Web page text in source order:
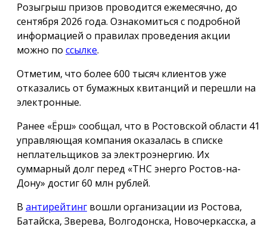
Розыгрыш призов проводится ежемесячно, до
сентября 2026 года. Ознакомиться с подробной
информацией о правилах проведения акции
можно по ссылке.
Отметим, что более 600 тысяч клиентов уже
отказались от бумажных квитанций и перешли на
электронные.
Ранее «Ёрш» сообщал, что в Ростовской области 41
управляющая компания оказалась в списке
неплательщиков за электроэнергию. Их
суммарный долг перед «ТНС энерго Ростов-на-
Дону» достиг 60 млн рублей.
В антирейтинг вошли организации из Ростова,
Батайска, Зверева, Волгодонска, Новочеркасска, а